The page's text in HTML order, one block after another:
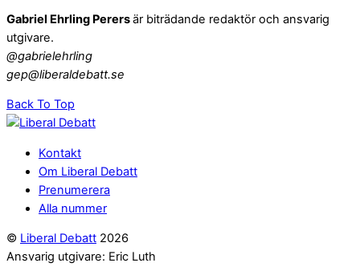
Gabriel Ehrling Perersär biträdande redaktör och ansvarig
utgivare.
@gabrielehrling
gep@liberaldebatt.se
Back To Top
Kontakt
Om Liberal Debatt
Prenumerera
Alla nummer
© Liberal Debatt 2026
Ansvarig utgivare: Eric Luth